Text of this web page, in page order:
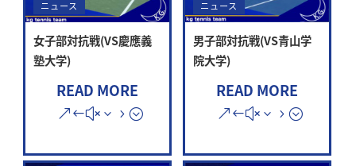
ニュース
女子部対抗戦(VS慶應義
塾大学)
READ MORE
ニュース
男子部対抗戦(VS青山学
院大学)
READ MORE